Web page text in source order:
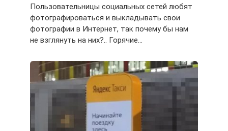
Пользовательницы социальных сетей любят
фотографироваться и выкладывать свои
фотографии в Интернет, так почему бы нам
не взглянуть на них?.. Горячие…